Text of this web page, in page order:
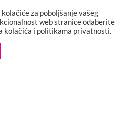
O NAMA
Sva prava zadržana. Developed by:
za poboljšanje vašeg
web stranice odaberite
kolačića i politikama privatnosti.